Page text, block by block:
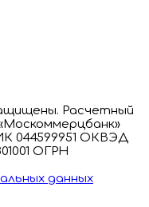
Расчетный
044599951 ОКВЭД
ОГРН
данных